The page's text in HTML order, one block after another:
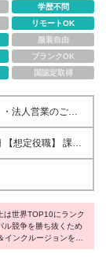
学歴不問
リモートOK
服装自由
ブランクOK
国認定取得
法人営業のご経
コンサルティング
・3年以上の法人
界において法人営
コンサルティング
ムを業務に導
をお持ちの方 ■
系の法人向け営業
す。 ※詳細は面接
は世界TOP10にランク
ル競争を勝ち抜くため
ンクルージョンを推
限に発揮し、活躍でき